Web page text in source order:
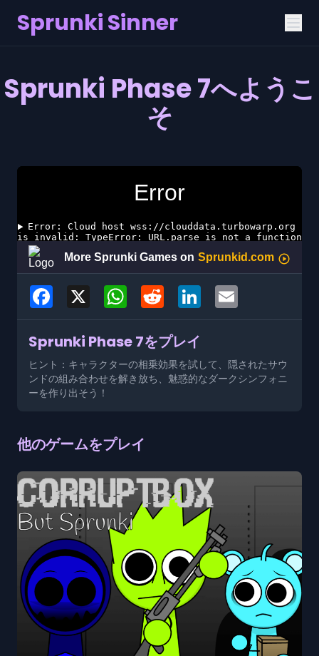
Sprunki Sinner
Sprunki Phase 7へようこ
そ
Facebook WhatsAppReddit LinkedIn
Sprunki Phase 7をプレイ
ヒント：キャラクターの相乗効果を試して、隠されたサウ
ンドの組み合わせを解き放ち、魅惑的なダークシンフォニ
ーを作り出そう！
他のゲームをプレイ